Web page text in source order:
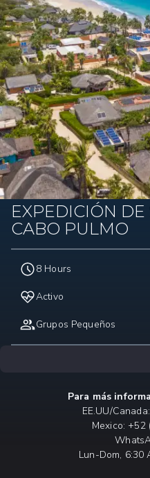
EXPEDICIÓN
CABO PULMO
8 Hours
Activo
Grupos Pequeños
Para más
EE.UU/
Mexico:
Lun-Dom, 6:30